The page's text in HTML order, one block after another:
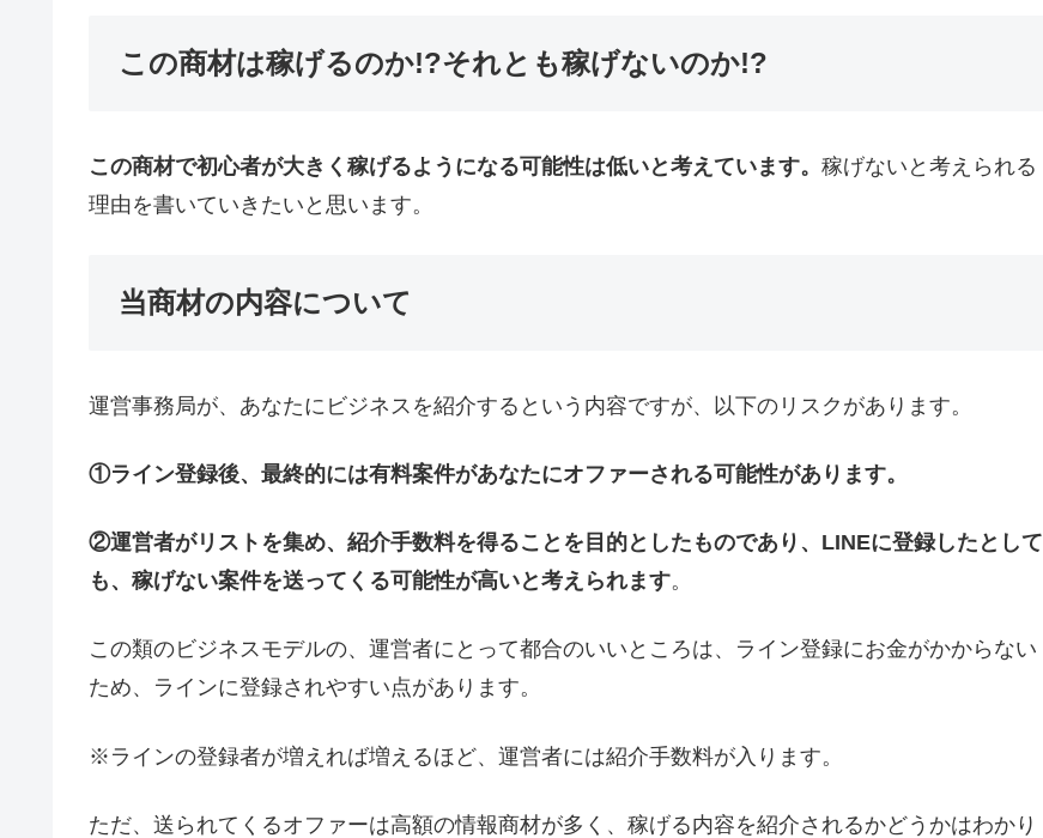
この商材は稼げるのか!?それとも稼げないのか!?
この商材で初心者が大きく稼げるようになる可能性は低いと考えています。 稼げないと考えられる
理由を書いていきたいと思います。
当商材の内容について
運営事務局が、あなたにビジネスを紹介するという内容ですが、以下のリスクがあります。
①ライン登録後、最終的には有料案件があなたにオファーされる可能性があります。
②運営者がリストを集め、紹介手数料を得ることを目的としたものであり、LINEに登録したとして
も、稼げない案件を送ってくる可能性が高いと考えられます。
この類のビジネスモデルの、運営者にとって都合のいいところは、ライン登録にお金がかからない
ため、ラインに登録されやすい点があります。
※ラインの登録者が増えれば増えるほど、運営者には紹介手数料が入ります。
ただ、送られてくるオファーは高額の情報商材が多く、稼げる内容を紹介されるかどうかはわかり